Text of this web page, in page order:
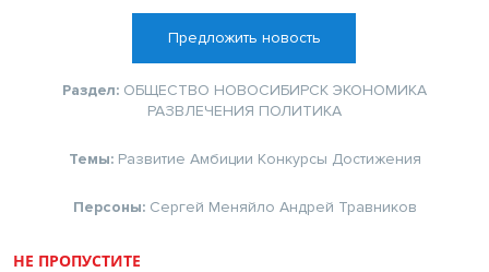
Предложить новость
Раздел: ОБЩЕСТВО НОВОСИБИРСК ЭКОНОМИКА
РАЗВЛЕЧЕНИЯ ПОЛИТИКА
Темы: Развитие Амбиции Конкурсы Достижения
Персоны: Сергей Меняйло Андрей Травников
НЕ ПРОПУСТИТЕ